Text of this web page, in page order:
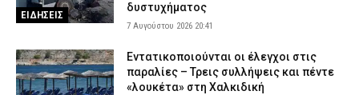
CAPITAL 7 Αυγούστου 2026 14:15
Λακωνία: 11 μήνες με αναστολή στον 55χρονο που έκρυβε τη
σορό του πατέρα του σε καταψύκτη
ΔΙΚΑΙΟΣΥΝΗ 7 Αυγούστου 2026 14:04
ΕΙΔΗΣΕΙΣ
δυστυχήματος
7 Αυγούστου 2026 20:41
Εντατικοποιούνται οι έλεγχοι στις
παραλίες – Τρεις συλλήψεις και πέντε
«λουκέτα» στη Χαλκιδική